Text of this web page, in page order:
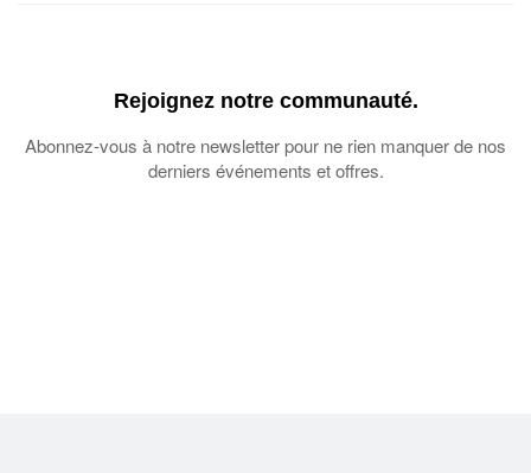
Rejoignez notre communauté.
Abonnez-vous à notre newsletter pour ne rien manquer de nos
derniers événements et offres.